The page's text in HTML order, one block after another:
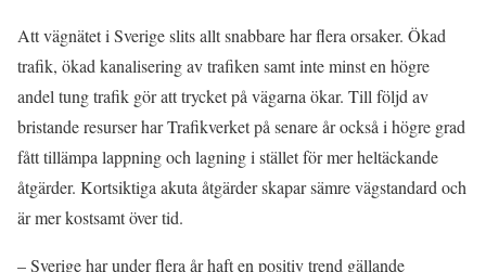
Att vägnätet i Sverige slits allt snabbare har flera orsaker. Ökad
trafik, ökad kanalisering av trafiken samt inte minst en högre
andel tung trafik gör att trycket på vägarna ökar. Till följd av
bristande resurser har Trafikverket på senare år också i högre grad
fått tillämpa lappning och lagning i stället för mer heltäckande
åtgärder. Kortsiktiga akuta åtgärder skapar sämre vägstandard och
är mer kostsamt över tid.
– Sverige har under flera år haft en positiv trend gällande